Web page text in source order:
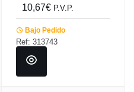
10,67€ P.V.P.
Bajo Pedido
Ref: 313743